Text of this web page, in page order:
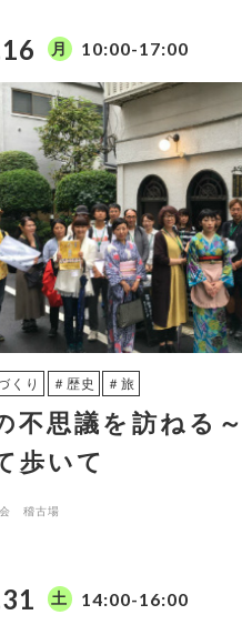
月 10:00-17:00
くり ＃歴史 ＃旅
不思議を訪ねる
歩いて
会 稽古場
土 14:00-16:00